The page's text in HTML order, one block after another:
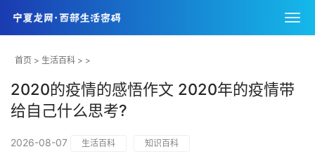
首页 > 生活百科 > >
2020的疫情的感悟作文 2020年的疫情带
给自己什么思考?
2026-08-07 生活百科 知识百科